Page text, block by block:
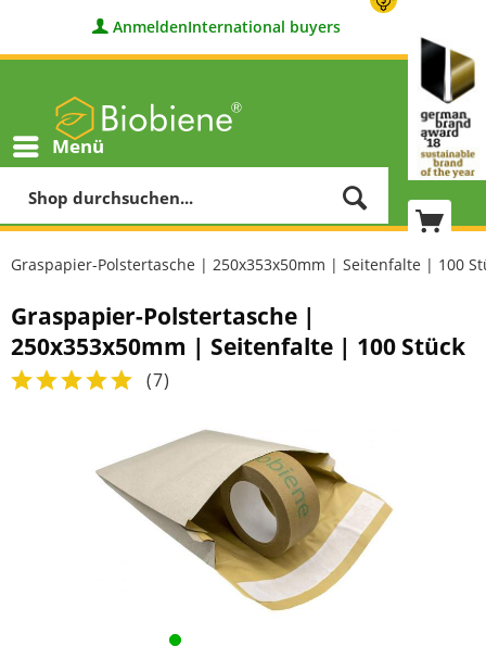
AnmeldenInternational buyers
Menü
Graspapier-Polstertasche | 250x353x50mm | Seitenfalte | 100
Graspapier-Polstertasche |
250x353x50mm | Seitenfalte | 100 Stück
(7)